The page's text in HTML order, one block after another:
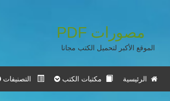
مصورات PDF
الموقع الأكبر لتحميل الكتب مجانا
الرئيسية مكتبات الكتب التصنيفات